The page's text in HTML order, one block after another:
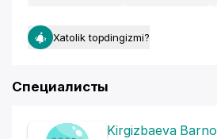
Xatolik topdingizmi?
Специалисты
Kirgizbaeva Barno